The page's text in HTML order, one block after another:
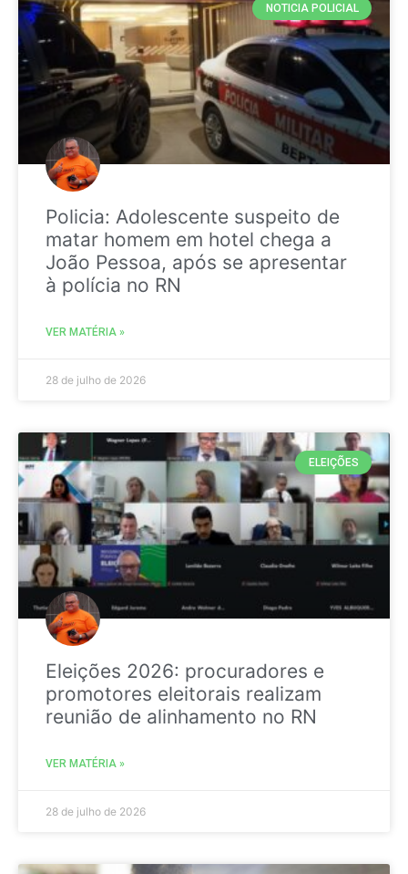
NOTICIA POLICIAL
Policia: Adolescente suspeito de
matar homem em hotel chega a
João Pessoa, após se apresentar
à polícia no RN
VER MATÉRIA »
28 de julho de 2026
ELEIÇÕES
Eleições 2026: procuradores e
promotores eleitorais realizam
reunião de alinhamento no RN
VER MATÉRIA »
28 de julho de 2026